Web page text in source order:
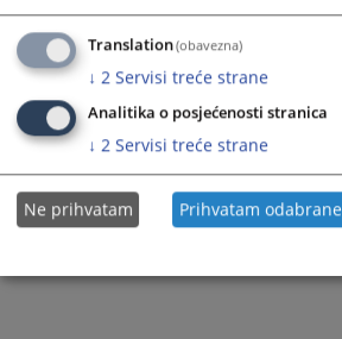
Translation(obavezna)
↓ 2 Servisi treće strane
Analitika o posjećenosti stranica
↓ 2 Servisi treće strane
Ne prihvatam Prihvatam odabrane